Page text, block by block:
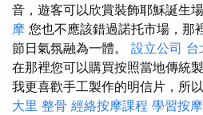
音，遊客可以欣賞裝飾耶穌誕生
摩 您也不應該錯過諾托市場，那
節日氣氛融為一體。 設立公司 台
在那裡您可以購買按照當地傳統
我更喜歡手工製作的明信片，所
大里 整骨 經絡按摩課程 學習按摩